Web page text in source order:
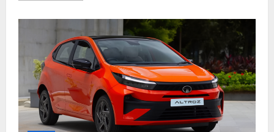
की
पहली
पसंद
बनी
ये
लग्जरी
ई-
कार!
1000+
खरीद
चुके,